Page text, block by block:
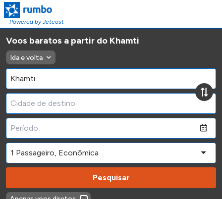
Powered by Jetcost
Voos baratos a partir do Khamti
Ida e volta
Pesquisar